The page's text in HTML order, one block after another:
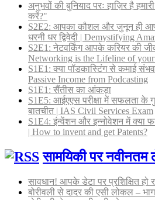
अनुभवों की बुनियाद परः हाज़िर है
करें?"
S2E2: आपका कौशल और जुनून ही
धरनी धर द्विवेदी | Demystifying
S2E1: नेटवर्किंग आपके करियर की
Networking is the Lifeline of your
S1E1: क्या पॉडकास्टिंग से कमाई
Passive Income from Podcasting
S1E1: सैंतीस का आंकड़ा
S1E5: आईएएस परीक्षा में सफलता के
बातचीत | IAS Civil Services Exam
S1E4: इंन्वेंशन और इन्नोवेशन में क्या
| How to invent and get Patents?
सामयिकी पर
सावधान! आपके डेटा पर प्रशिक्षित हो
बोरीवली से दादर की एसी लोकल –